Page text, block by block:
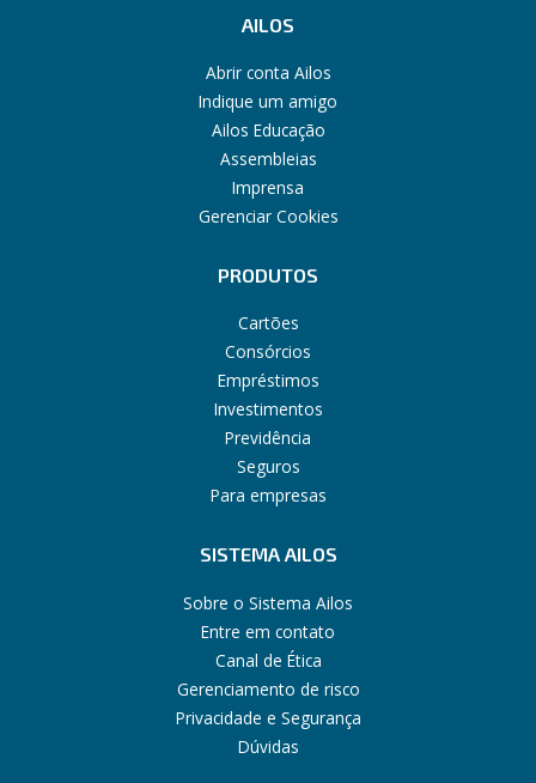
AILOS
Abrir conta Ailos
Indique um amigo
Ailos Educação
Assembleias
Imprensa
Gerenciar Cookies
PRODUTOS
Cartões
Consórcios
Empréstimos
Investimentos
Previdência
Seguros
Para empresas
SISTEMA AILOS
Sobre o Sistema Ailos
Entre em contato
Canal de Ética
Gerenciamento de risco
Privacidade e Segurança
Dúvidas